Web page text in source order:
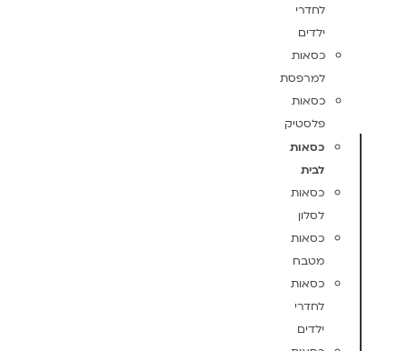
לחדרי
ילדים
כסאות
למרפסת
כסאות
פלסטיק
כסאות
לבית
כסאות
לסלון
כסאות
מטבח
כסאות
לחדרי
ילדים